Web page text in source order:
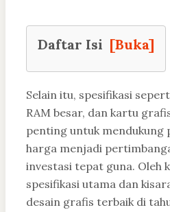
Daftar Isi [Buka]
Selain itu, spesifikasi
RAM besar, dan kartu
penting untuk mendukung
harga menjadi
investasi tepat guna. Oleh
spesifikasi utama dan
desain grafis terbaik di